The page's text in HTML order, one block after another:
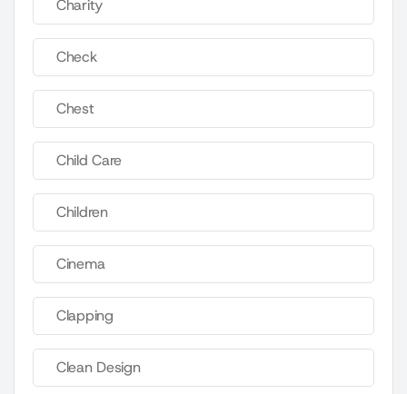
Charity
Check
Chest
Child Care
Children
Cinema
Clapping
Clean Design